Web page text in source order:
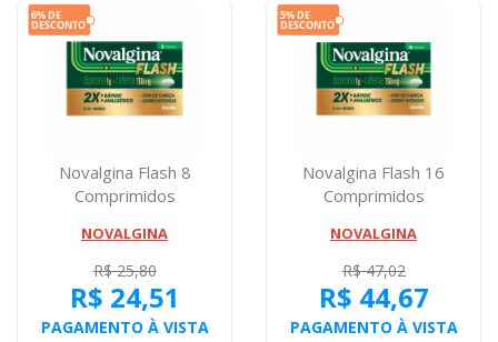
Novalgina Flash 8
Comprimidos
NOVALGINA
R$ 25,80
R$ 24,51
PAGAMENTO À VISTA
Novalgina Flash 16
Comprimidos
NOVALGINA
R$ 47,02
R$ 44,67
PAGAMENTO À VISTA